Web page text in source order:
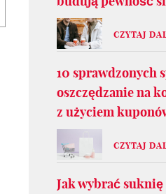
CZYTAJ
10 sprawdzonych
oszczędzanie na
z użyciem
CZYTAJ
Jak wybrać